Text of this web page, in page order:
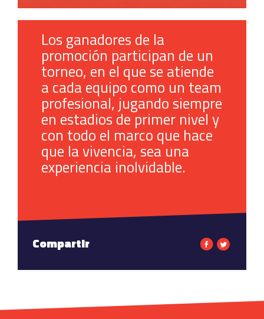
Los ganadores de la
promoción participan de un
torneo, en el que se atiende
a cada equipo como un team
profesional, jugando siempre
en estadios de primer nivel y
con todo el marco que hace
que la vivencia, sea una
experiencia inolvidable.
Compartir